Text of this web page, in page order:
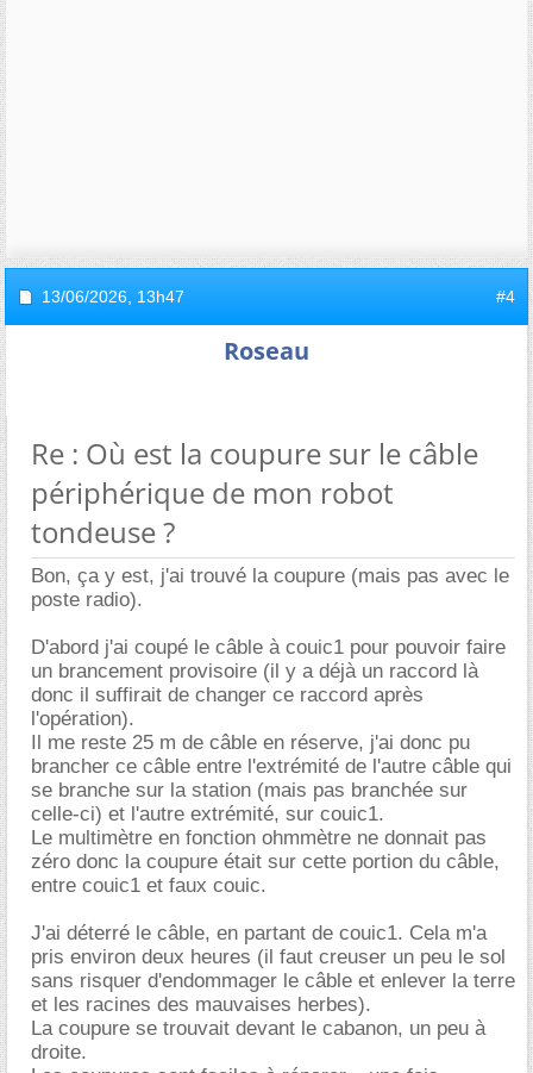
13/06/2026, 13h47 #4
Roseau
Re : Où est la coupure sur le câble
périphérique de mon robot
tondeuse ?
Bon, ça y est, j'ai trouvé la coupure (mais pas avec le
poste radio).
D'abord j'ai coupé le câble à couic1 pour pouvoir faire
un brancement provisoire (il y a déjà un raccord là
donc il suffirait de changer ce raccord après
l'opération).
Il me reste 25 m de câble en réserve, j'ai donc pu
brancher ce câble entre l'extrémité de l'autre câble qui
se branche sur la station (mais pas branchée sur
celle-ci) et l'autre extrémité, sur couic1.
Le multimètre en fonction ohmmètre ne donnait pas
zéro donc la coupure était sur cette portion du câble,
entre couic1 et faux couic.
J'ai déterré le câble, en partant de couic1. Cela m'a
pris environ deux heures (il faut creuser un peu le sol
sans risquer d'endommager le câble et enlever la terre
et les racines des mauvaises herbes).
La coupure se trouvait devant le cabanon, un peu à
droite.